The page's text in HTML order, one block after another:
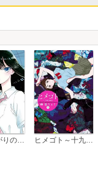
恋は雨上がりのように ヒメゴト～十九歳の制服～